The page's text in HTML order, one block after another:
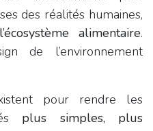
des réalités humaines,
alimentaire.
de l’environnement
pour rendre les
plus simples, plus